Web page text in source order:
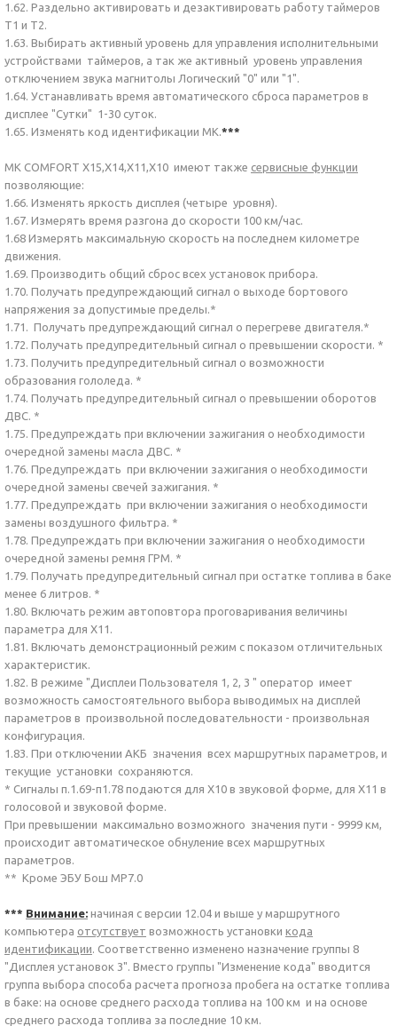
1.62. Раздельно активировать и дезактивировать работу таймеров
Т1 и Т2.
1.63. Выбирать активный уровень для управления исполнительными
устройствами таймеров, а так же активный уровень управления
отключением звука магнитолы Логический "0" или "1".
1.64. Устанавливать время автоматического сброса параметров в
дисплее "Сутки" 1-30 суток.
1.65. Изменять код идентификации МК.***
МК COMFORT Х15,Х14,Х11,Х10 имеют также сервисные функции
позволяющие:
1.66. Изменять яркость дисплея (четыре уровня).
1.67. Измерять время разгона до скорости 100 км/час.
1.68 Измерять максимальную скорость на последнем километре
движения.
1.69. Производить общий сброс всех установок прибора.
1.70. Получать предупреждающий сигнал о выходе бортового
напряжения за допустимые пределы.*
1.71. Получать предупреждающий сигнал о перегреве двигателя.*
1.72. Получать предупредительный сигнал о превышении скорости. *
1.73. Получить предупредительный сигнал о возможности
образования гололеда. *
1.74. Получать предупредительный сигнал о превышении оборотов
ДВС. *
1.75. Предупреждать при включении зажигания о необходимости
очередной замены масла ДВС. *
1.76. Предупреждать при включении зажигания о необходимости
очередной замены свечей зажигания. *
1.77. Предупреждать при включении зажигания о необходимости
замены воздушного фильтра. *
1.78. Предупреждать при включении зажигания о необходимости
очередной замены ремня ГРМ. *
1.79. Получать предупредительный сигнал при остатке топлива в баке
менее 6 литров. *
1.80. Включать режим автоповтора проговаривания величины
параметра для Х11.
1.81. Включать демонстрационный режим с показом отличительных
характеристик.
1.82. В режиме "Дисплеи Пользователя 1, 2, 3 " оператор имеет
возможность самостоятельного выбора выводимых на дисплей
параметров в произвольной последовательности - произвольная
конфигурация.
1.83. При отключении АКБ значения всех маршрутных параметров, и
текущие установки сохраняются.
* Сигналы п.1.69-п1.78 подаются для Х10 в звуковой форме, для Х11 в
голосовой и звуковой форме.
При превышении максимально возможного значения пути - 9999 км,
происходит автоматическое обнуление всех маршрутных
параметров.
** Кроме ЭБУ Бош МР7.0
*** Внимание: начиная с версии 12.04 и выше у маршрутного
компьютера отсутствует возможность установки кода
идентификации. Соответственно изменено назначение группы 8
"Дисплея установок 3". Вместо группы "Изменение кода" вводится
группа выбора способа расчета прогноза пробега на остатке топлива
в баке: на основе среднего расхода топлива на 100 км и на основе
среднего расхода топлива за последние 10 км.